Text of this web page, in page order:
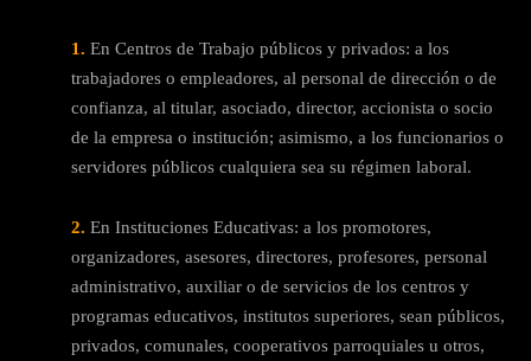
1. En Centros de Trabajo públicos y privados: a los
trabajadores o empleadores, al personal de dirección o de
confianza, al titular, asociado, director, accionista o socio
de la empresa o institución; asimismo, a los funcionarios o
servidores públicos cualquiera sea su régimen laboral.
2. En Instituciones Educativas: a los promotores,
organizadores, asesores, directores, profesores, personal
administrativo, auxiliar o de servicios de los centros y
programas educativos, institutos superiores, sean públicos,
privados, comunales, cooperativos parroquiales u otros,